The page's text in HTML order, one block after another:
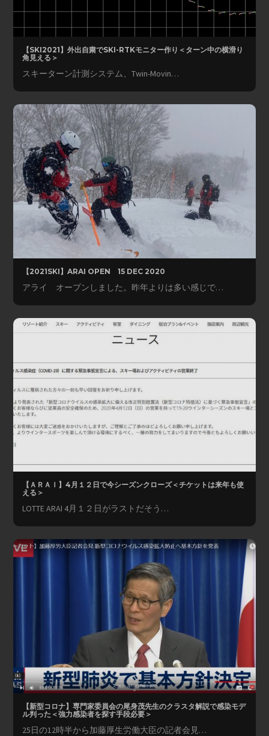
【SKI2021】外出自粛でSKI-RTKモニター作り＜ターン中の横滑り
角見える＞
スキーターン計測システム、Twin-Movin…
【2021SKI】ARAI OPEN 15 DEC 2020
アライ オープンしました。昨年よりは多い感じで…
【ＡＲＡＩ】4月１２日で今シーズンクローズ＜チケットは来年も使
える＞
LOTTE ARAI 4月１２日がラストだそう…
【新型コロナ】専門家委員会の尾身茂先生のクラスタ解説で感染モデ
ル判った＜強力感染者を探す手段必要＞
25日の12時半から加藤厚生労働大臣の記者会見…